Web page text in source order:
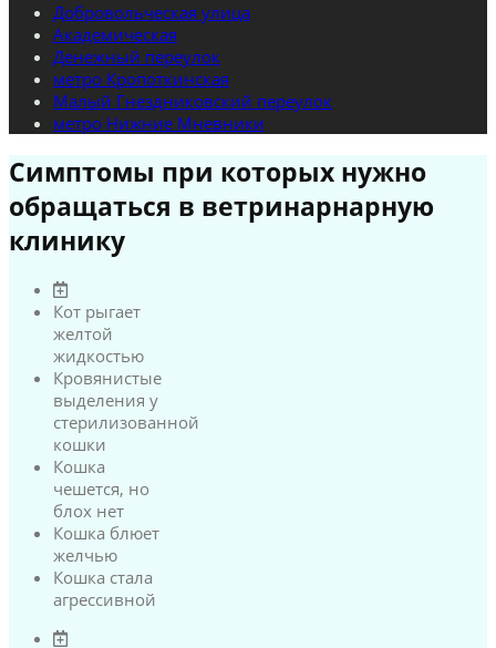
Добровольческая улица
Академическая
Денежный переулок
метро Кропоткинская
Малый Гнездниковский переулок
метро Нижние Мневники
Симптомы при которых нужно
обращаться в ветринарнарную
клинику
Кот рыгает
желтой
жидкостью
Кровянистые
выделения у
стерилизованной
кошки
Кошка
чешется, но
блох нет
Кошка блюет
желчью
Кошка стала
агрессивной